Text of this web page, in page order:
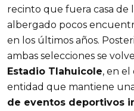
recinto que fuera casa de
albergado pocos
en los últimos años.
ambas selecciones se
Estadio Tlahuicole, en el
entidad que mantiene
de eventos deportivos